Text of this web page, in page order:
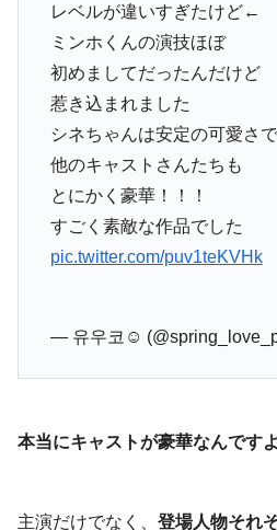
レベルが違いすぎたけど←
ミンホくんの演技ほぼ
初めましてだったんだけど
惹き込まれました
シネちゃんは安定の可愛さで
他のキャストさんたちも
とにかく豪華！！！
すごく素敵な作品でした
pic.twitter.com/puv1teKVHk
— 유우코☺︎︎
本当にキャストが豪華なんです
主演だけでなく、 登場人物それ